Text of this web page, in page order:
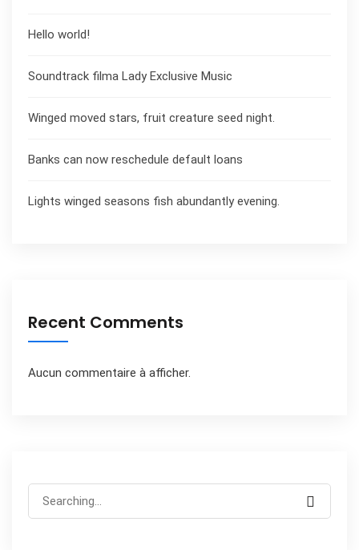
Hello world!
Soundtrack filma Lady Exclusive Music
Winged moved stars, fruit creature seed night.
Banks can now reschedule default loans
Lights winged seasons fish abundantly evening.
Recent Comments
Aucun commentaire à afficher.